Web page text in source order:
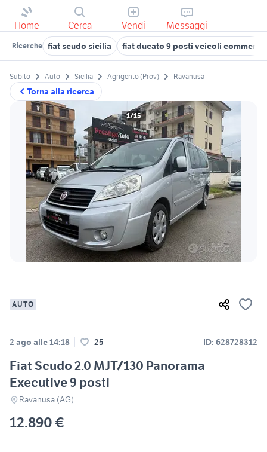
Home Cerca Vendi Messaggi
Ricerche fiat scudo sicilia fiat ducato 9 posti veicoli
Torna alla ricerca
Subito Auto Sicilia Agrigento (Prov) Ravanusa
1/15
AUTO
2 ago alle 14:18 25 ID: 628728312
Fiat Scudo 2.0 MJT/130 Panorama
Executive 9 posti
Ravanusa (AG)
12.890 €